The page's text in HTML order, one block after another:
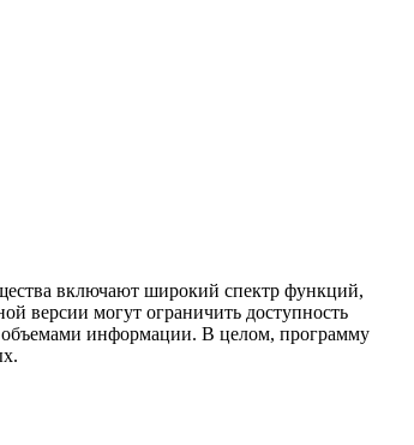
включают широкий спектр функций,
версии могут ограничить доступность
объемами информации. В целом, программу